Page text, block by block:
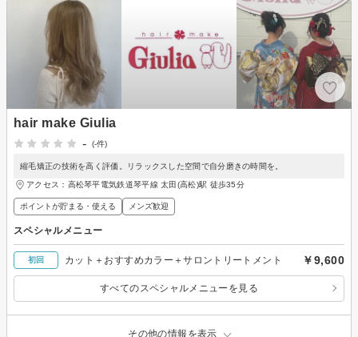
hair make Giulia
-
(-件)
縮毛矯正の技術を高く評価。リラックスした空間で自分磨きの時間を。
アクセス：高松琴平電気鉄道琴平線 太田(高松)駅 徒歩35分
ポイントが貯まる・使える メンズ歓迎
スペシャルメニュー
初回 カット＋おすすめカラー＋サロントリートメント ￥9,600
すべてのスペシャルメニューを見る
その他の情報を表示